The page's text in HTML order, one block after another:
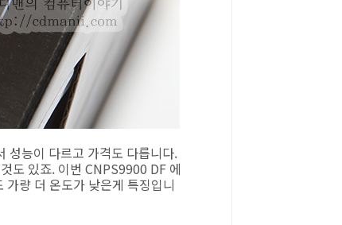
성능이 다르고 가격도 다릅니다.
도 있죠. 이번 CNPS9900 DF 에
량 더 온도가 낮은게 특징입니